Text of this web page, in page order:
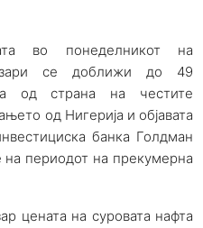
во понеделникот на
се доближи до 49
од страна на честите
од Нигерија и објавата
банка Голдман
на периодот на прекумерна
цената на суровата нафта